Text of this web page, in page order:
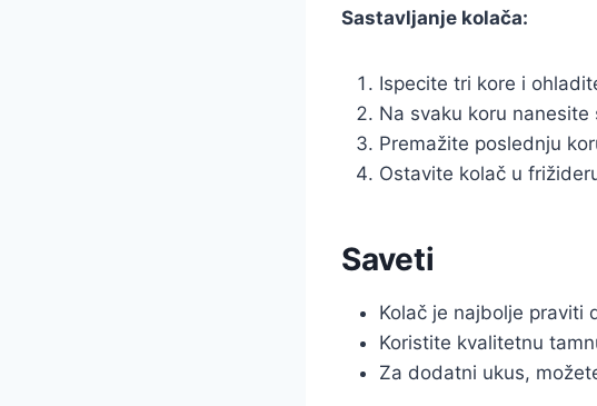
Sastavljanje kolača:
Ispecite tri kore i
Na svaku koru
Premažite poslednju
Ostavite kolač u
Saveti
Kolač je najbolje praviti
Koristite kvalitetnu
Za dodatni ukus,